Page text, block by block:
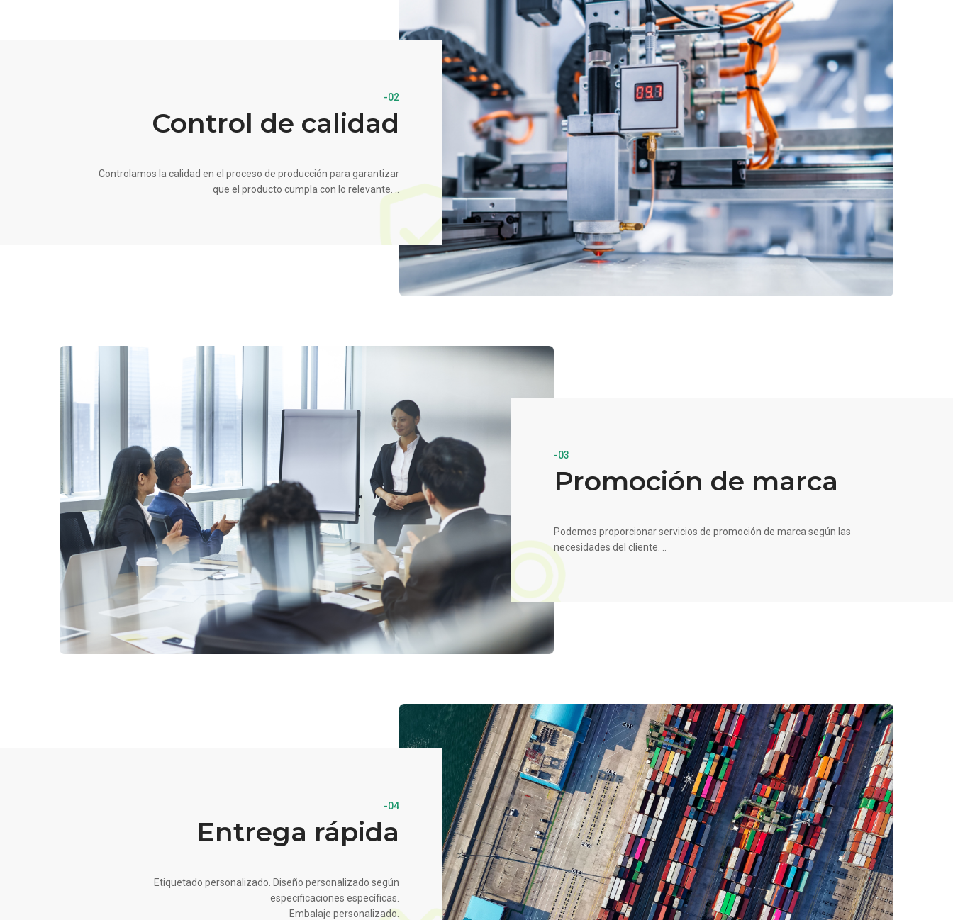
-02
Control de calidad
Controlamos la calidad en el proceso de producción para garantizar
que el producto cumpla con lo relevante. ..
-03
Promoción de marca
Podemos proporcionar servicios de promoción de marca según las
necesidades del cliente. ..
-04
Entrega rápida
Etiquetado personalizado. Diseño personalizado según
especificaciones específicas.
Embalaje personalizado.